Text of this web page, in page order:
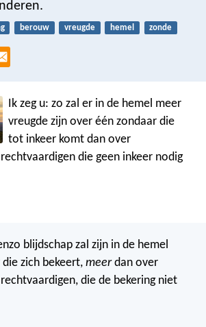
berouw vreugde hemel zonde
Ik zeg u: zo zal er in de hemel meer
vreugde zijn over één zondaar die
tot inkeer komt dan over
die geen inkeer nodig
blijdschap zal zijn in de hemel
zich bekeert, meerdan over
die de bekering niet